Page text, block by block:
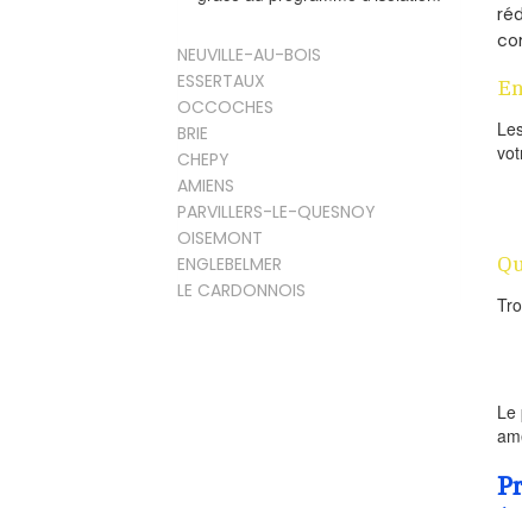
NEUVILLE-AU-BOIS
ESSERTAUX
OCCOCHES
BRIE
CHEPY
AMIENS
PARVILLERS-LE-QUESNOY
OISEMONT
ENGLEBELMER
LE CARDONNOIS
Le